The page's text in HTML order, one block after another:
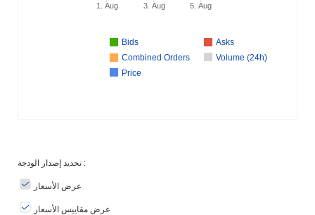
Bids
Asks
Combined Orders
Volume (24h)
Price
1. Aug 3. Aug 5. Aug
تحديد إصدار الودجة :
عرض الأسعار
عرض مقاييس الأسعار